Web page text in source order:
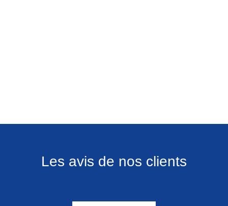
Les avis de nos clients